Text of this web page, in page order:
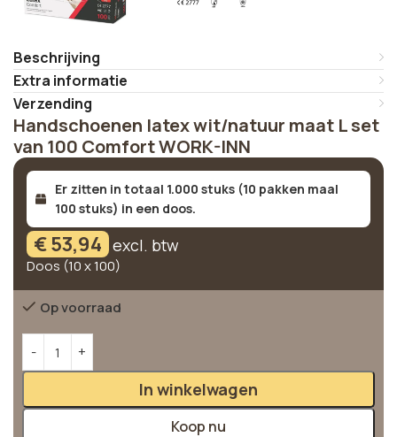
Beschrijving
Extra informatie
Verzending
Handschoenen latex wit/natuur maat L set
van 100 Comfort WORK-INN
Er zitten in totaal 1.000 stuks (10 pakken maal
100 stuks) in een doos.
€53,94 excl. btw
Doos (10 x 100)
Op voorraad
In winkelwagen
Koop nu